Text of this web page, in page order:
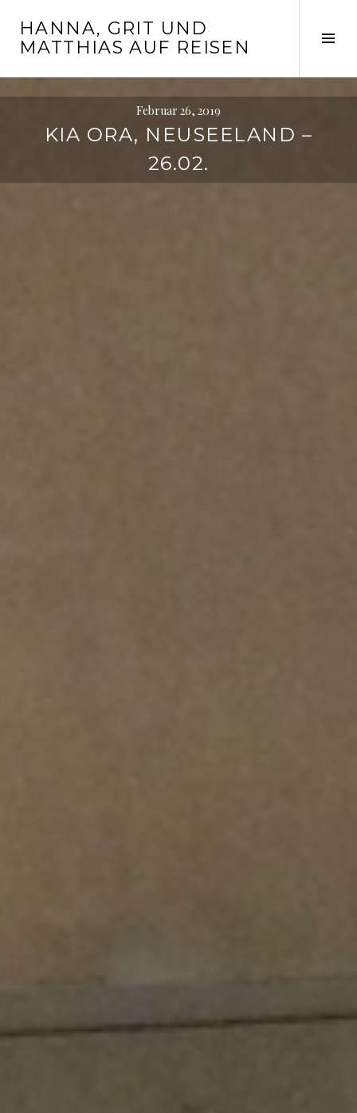
zum
Inhalt
HANNA, GRIT UND
MATTHIAS AUF REISEN
Februar 26, 2019
KIA ORA, NEUSEELAND –
26.02.